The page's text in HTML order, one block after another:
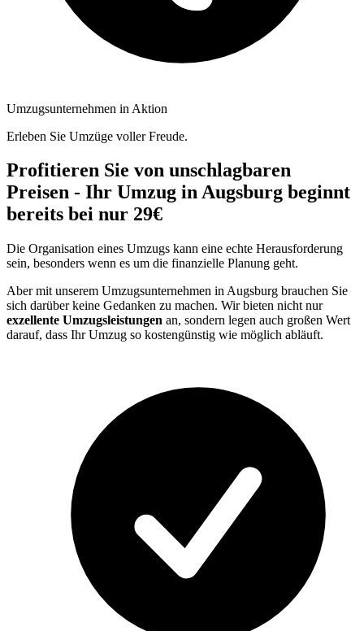
Umzugsunternehmen in Aktion
Erleben Sie Umzüge voller Freude.
Profitieren Sie von unschlagbaren
Preisen - Ihr Umzug in Augsburg beginnt
bereits bei nur 29€
Die Organisation eines Umzugs kann eine echte Herausforderung
sein, besonders wenn es um die finanzielle Planung geht.
Aber mit unserem Umzugsunternehmen in Augsburg brauchen Sie
sich darüber keine Gedanken zu machen. Wir bieten nicht nur
exzellente Umzugsleistungen an, sondern legen auch großen Wert
darauf, dass Ihr Umzug so kostengünstig wie möglich abläuft.